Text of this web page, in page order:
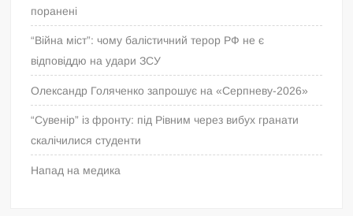
поранені
“Війна міст”: чому балістичний терор РФ не є
відповіддю на удари ЗСУ
Олександр Голяченко запрошує на «Серпневу-2026»
“Сувенір” із фронту: під Рівним через вибух гранати
скалічилися студенти
Напад на медика